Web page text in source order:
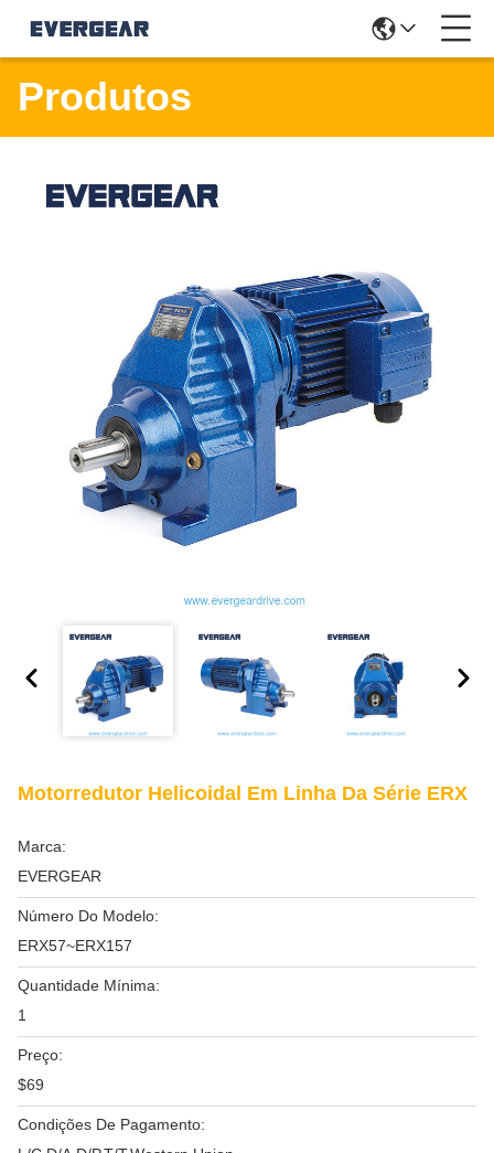
Produtos
Motorredutor Helicoidal Em Linha Da Série ERX
Marca:
EVERGEAR
Número Do Modelo:
ERX57~ERX157
Quantidade Mínima:
1
Preço:
$69
Condições De Pagamento: